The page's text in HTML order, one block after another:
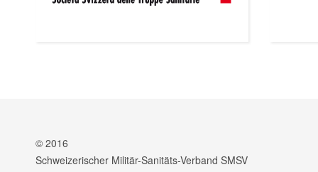
© 2016
Schweizerischer Militär-Sanitäts-Verband SMSV